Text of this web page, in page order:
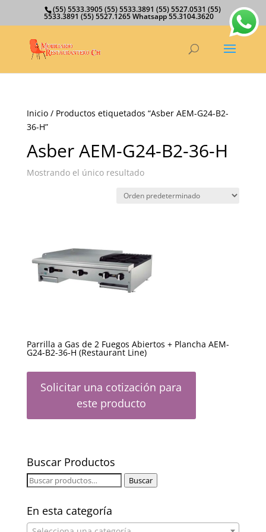
(55) 5533.3905 (55) 5533.3891 (55) 5527.0531 (55)
5533.3891 (55) 5527.1265 Whatsapp 55.3104.3620
Inicio/ Productos etiquetados “Asber AEM-G24-B2-
36-H”
Asber AEM-G24-B2-36-H
Mostrando el único resultado
Parrilla a Gas de 2 Fuegos Abiertos + Plancha AEM-
G24-B2-36-H (Restaurant Line)
Solicitar una cotización para
este producto
Buscar Productos
Buscar
Buscar
En esta categoría